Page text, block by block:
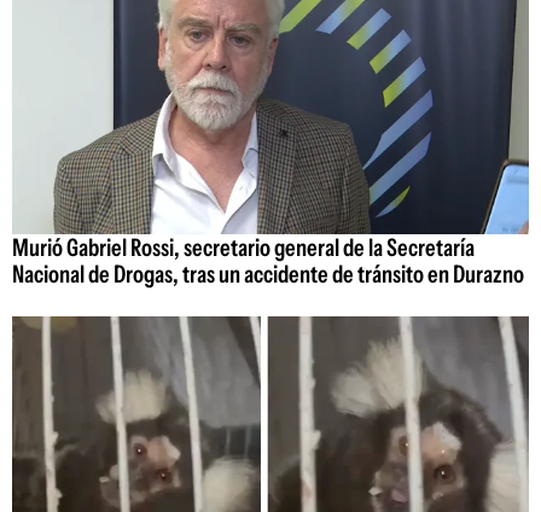
Murió Gabriel Rossi, secretario general de la Secretaría
Nacional de Drogas, tras un accidente de tránsito en Durazno